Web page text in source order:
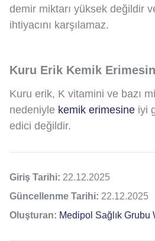
demir miktarı yüksek değildir
ihtiyacını karşılamaz.
Kuru Erik Kemik
Kuru erik, K vitamini ve bazı
nedeniyle kemik erimesine iyi
edici değildir.
Giriş Tarihi: 22.12.2025
Güncellenme Tarihi: 22.12.2025
Oluşturan: Medipol Sağlık Grubu